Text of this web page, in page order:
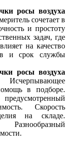
росы воздуха
сочетает в
и простоту
задач, где
на качество
и срок службы
росы воздуха
Исчерпывающее
в подборе.
Скорость
на складе.